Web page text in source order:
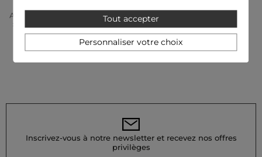
Cette pièce courte se porte avec un blazer structuré et un sac
élégant, parfaits pour sublimer votre silhouette en toute
confiance.
les fibres du tissu. Le repassage est possible : utilisez une
basse température (maximum 110°) et évitez la vapeur,
fortement déconseillée car elle peut endommager le
vêtement. N'utilisez pas de sèche-linge, cela est également
Accueil Vêtements Femme
Robes Femme
Robes Droites Femme
Robe Courte Col V Rose Femme
Inscrivez-vous à notre newsletter et recevez nos offres
privilèges
Tout accepter
Personnaliser votre choix